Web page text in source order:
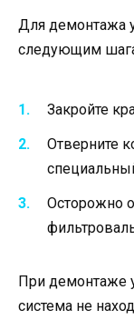
Для демонтажа
следующим
Закройте
Отверните
Осторожно
При демонтаже
система не